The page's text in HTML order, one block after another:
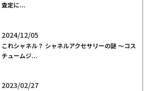
査定に...
2024/12/05
これシャネル？ シャネルアクセサリーの謎 ～コス
チュームジ...
2023/02/27